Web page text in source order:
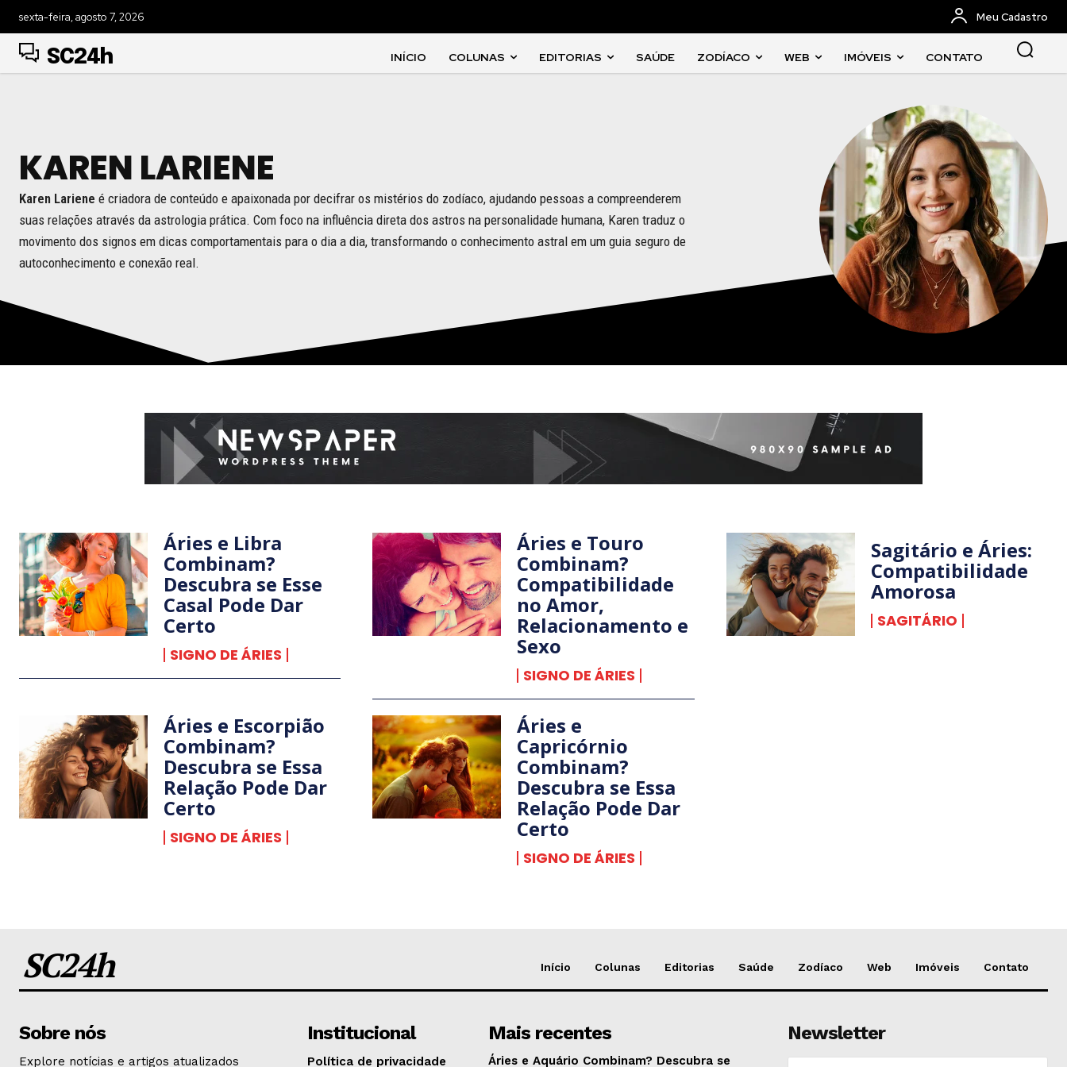
sexta-feira, agosto 7, 2026 Meu Cadastro
SC24h INÍCIO COLUNAS EDITORIAS SAÚDE ZODÍACO WEB IMÓVEIS CONTATO
KAREN LARIENE
Karen Lariene é criadora de conteúdo e apaixonada por decifrar os mistérios do zodíaco, ajudando pessoas a compreenderem
suas relações através da astrologia prática. Com foco na influência direta dos astros na personalidade humana, Karen traduz o
movimento dos signos em dicas comportamentais para o dia a dia, transformando o conhecimento astral em um guia seguro de
autoconhecimento e conexão real.
Áries e Libra
Combinam?
Descubra se Esse
Casal Pode Dar
Certo
SIGNO DE ÁRIES
Áries e Touro
Combinam?
Compatibilidade
no Amor,
Relacionamento e
Sexo
SIGNO DE ÁRIES
Sagitário e Áries:
Compatibilidade
Amorosa
SAGITÁRIO
Áries e Escorpião
Combinam?
Descubra se Essa
Relação Pode Dar
Certo
SIGNO DE ÁRIES
Áries e
Capricórnio
Combinam?
Descubra se Essa
Relação Pode Dar
Certo
SIGNO DE ÁRIES
SC24h Início Colunas Editorias Saúde Zodíaco Web Imóveis Contato
Sobre nós
Explore notícias e artigos atualizados
Institucional
Política de privacidade
Mais recentes
Áries e Aquário Combinam? Descubra se
Newsletter